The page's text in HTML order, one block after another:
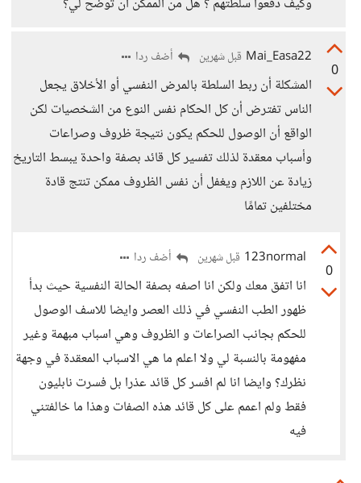
0
Mai_Easa22 قبل شهرين أضف ردا
المشكلة أن ربط السلطة بالمرض النفسي أو الأخلاق يجعل
الناس تفترض أن كل الحكام نفس النوع من الشخصيات لكن
الواقع أن الوصول للحكم يكون نتيجة ظروف وصراعات
وأسباب معقدة لذلك تفسير كل قائد بصفة واحدة يبسط التاريخ
زيادة عن اللازم ويغفل أن نفس الظروف ممكن تنتج قادة
مختلفين تمامًا
0
123normal قبل شهرين أضف ردا
انا اتفق معك ولكن انا اصفه بصفة الحالة النفسية حيث بدأ
ظهور الطب النفسي في ذلك العصر وايضا للاسف الوصول
للحكم بجانب الصراعات و الظروف وهي اسباب مبهمة وغير
مفهومة بالنسبة لي ولا اعلم ما هي الاسباب المعقدة في وجهة
نظرك؟ وايضا انا لم افسر كل قائد عذرا بل فسرت نابليون
فقط ولم اعمم على كل قائد هذه الصفات وهذا ما خالفتني
فيه